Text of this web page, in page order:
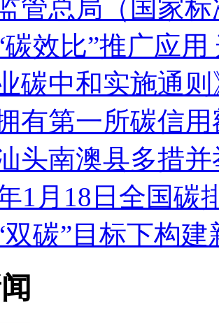
管总局（国家
碳效比”推广应
业碳中和实施通
有第一所碳信
头南澳县多措
1月18日全国碳
双碳”目标下构